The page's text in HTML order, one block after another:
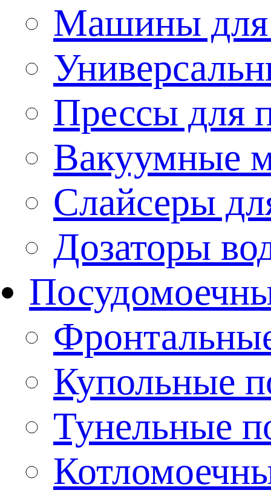
Машины для
Прессы для
Вакуумные
Слайсеры
Дозаторы
Купольные
Тунельные